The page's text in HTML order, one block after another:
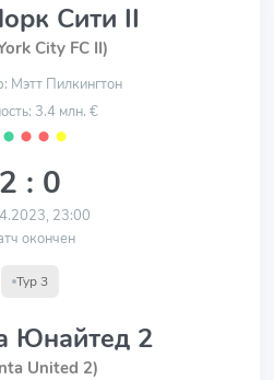
Сити II
City FC II)
Мэтт Пилкингтон
3.4 млн. €
⬤ ⬤ ⬤ ⬤
2 : 0
23:00
окончен
Тур 3
Юнайтед 2
United 2)